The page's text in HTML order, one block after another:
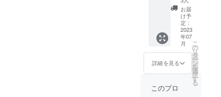
接お渡
しする
リター
ンでは
ありま
せん。
ます。
※記入が
ない場
合は
CAMPF
IRE内の
お名前
を使用
す。
7/30の
リリー
スワン
マンラ
イブに
てシャ
ンパン
を振る
シャン
パン開
ブ権
利】 盛
り上げ
上手な
NATTY-
Uがあな
たの街
に出張
しパ
フォー
マンス
致しま
お届
け予
定：
2023
年07
月
詳細を見る
こ
の
リ
タ
ー
ン
を
選
択
す
る
このプロ